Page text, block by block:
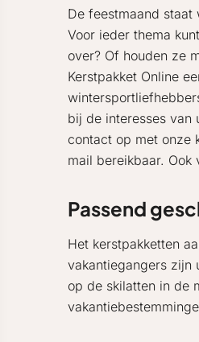
De feestmaand staat
Voor ieder thema
over? Of houden ze
Kerstpakket Online
bij de interesses van
contact op met onze
mail bereikbaar.
Passend
Het kerstpakketten
vakantiegangers zijn
op de skilatten in de